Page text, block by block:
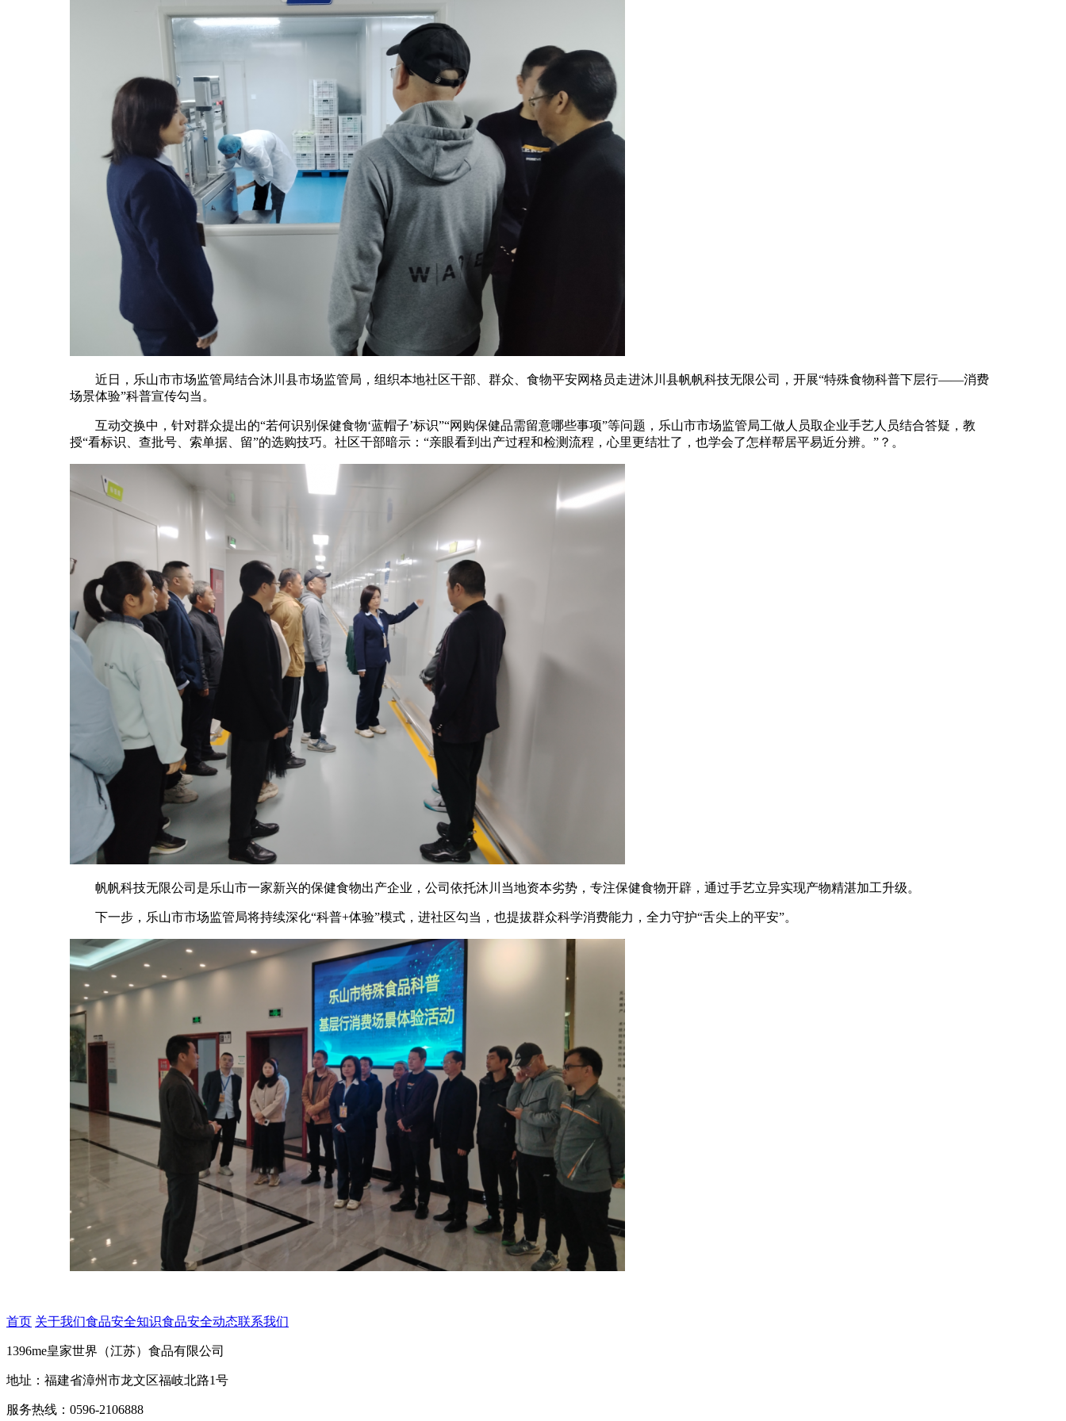
近日，乐山市市场监管局结合沐川县市场监管局，组织本地社区干部、群众、食物平安网格员走进沐川县帆帆科技无限公司，开展“特殊食物科普下层行——消费
场景体验”科普宣传勾当。
互动交换中，针对群众提出的“若何识别保健食物‘蓝帽子’标识”“网购保健品需留意哪些事项”等问题，乐山市市场监管局工做人员取企业手艺人员结合答疑，教
授“看标识、查批号、索单据、留”的选购技巧。社区干部暗示：“亲眼看到出产过程和检测流程，心里更结壮了，也学会了怎样帮居平易近分辨。”？。
帆帆科技无限公司是乐山市一家新兴的保健食物出产企业，公司依托沐川当地资本劣势，专注保健食物开辟，通过手艺立异实现产物精湛加工升级。
下一步，乐山市市场监管局将持续深化“科普+体验”模式，进社区勾当，也提拔群众科学消费能力，全力守护“舌尖上的平安”。
首页 关于我们食品安全知识食品安全动态联系我们
1396me皇家世界（江苏）食品有限公司
地址：福建省漳州市龙文区福岐北路1号
服务热线：0596-2106888